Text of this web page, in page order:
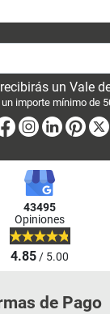
un Vale
importe mínimo de
Facebook
Instagram
Linkedin
43495
Opiniones
4.85/ 5.00
de Pago